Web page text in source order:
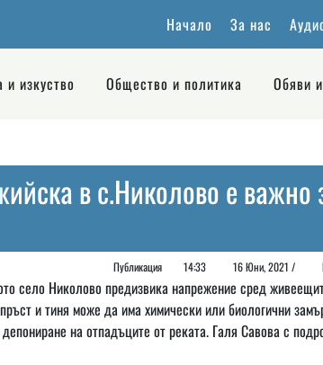
Начало За нас
и изкуство Общество и политика Обяви
в с.Николово е важно
Публикация 14:33 16 Юни, 2021 /
село Николово предизвика напрежение сред
и тиня може да има химически или биологични
на отпадъците от реката. Галя Савова с